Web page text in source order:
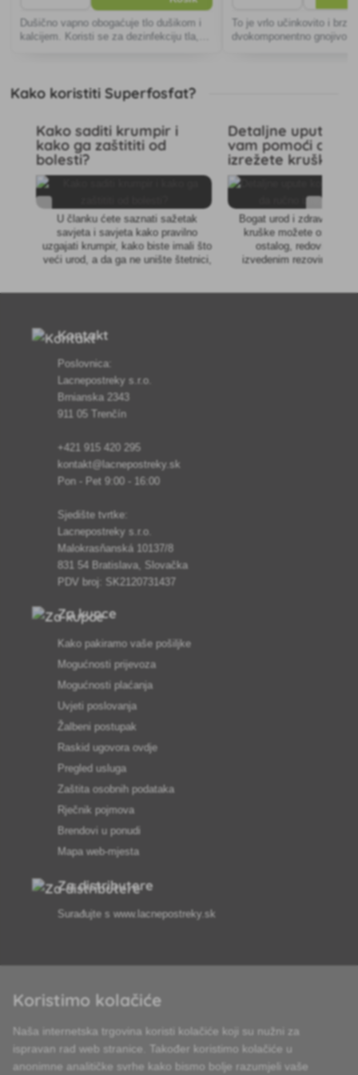
Dušično vapno obogaćuje tlo dušikom i
kalcijem. Koristi se za dezinfekciju tla,
To je vrlo učinkovito i
dvokomponentno gnojivo
Kako koristiti Superfosfat?
Kako saditi krumpir i
kako ga zaštititi od
bolesti?
U članku ćete saznati sažetak
savjeta i savjeta kako pravilno
uzgajati krumpir, kako biste imali što
veći urod, a da ga ne unište štetnici,
Detaljne upute
vam pomoći da
izrežete krušku
Bogat urod i zdravlje
kruške možete
ostalog, redovitim i
izvedenim rezovima.
Kontakt
Poslovnica:
Lacnepostreky s.r.o.
Brnianska 2343
911 05 Trenčín
+421 915 420 295
kontakt@lacnepostreky.sk
Pon - Pet 9:00 - 16:00
Sjedište tvrtke:
Lacnepostreky s.r.o.
Malokrasňanská 10137/8
831 54 Bratislava, Slovačka
PDV broj: SK2120731437
Za kupce
Kako pakiramo vaše pošiljke
Mogućnosti prijevoza
Mogućnosti plaćanja
Uvjeti poslovanja
Žalbeni postupak
Raskid ugovora ovdje
Pregled usluga
Zaštita osobnih podataka
Rječnik pojmova
Brendovi u ponudi
Mapa web-mjesta
Za distributere
Surađujte s www.lacnepostreky.sk
Uvijek ćemo vas profesionalno savjetovati
Reklamacije obrađujemo u roku od 24 sata
Koristimo kolačiće
Naša internetska trgovina koristi kolačiće koji su nužni za
ispravan rad web stranice. Također koristimo kolačiće u
anonimne analitičke svrhe kako bismo bolje razumjeli vaše